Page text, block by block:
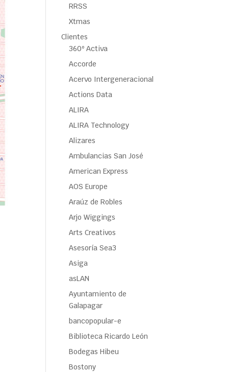
RRSS
Xtmas
Clientes
360º Activa
Accorde
Acervo Intergeneracional
Actions Data
ALIRA
ALIRA Technology
Alizares
Ambulancias San José
American Express
AOS Europe
Araúz de Robles
Arjo Wiggings
Arts Creativos
Asesoría Sea3
Asiga
asLAN
Ayuntamiento de
Galapagar
bancopopular-e
Biblioteca Ricardo León
Bodegas Hibeu
Bostony